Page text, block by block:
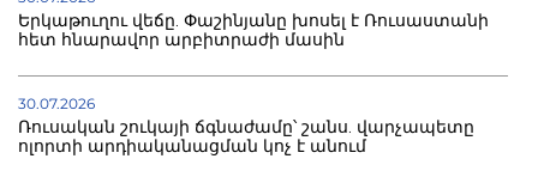
Երկաթուղու վեճը. Փաշինյանը խոսել է Ռուսաստանի
հետ հնարավոր արբիտրաժի մասին
30.07.2026
Ռուսական շուկայի ճգնաժամը՝ շանս. վարչապետը
ոլորտի արդիականացման կոչ է անում